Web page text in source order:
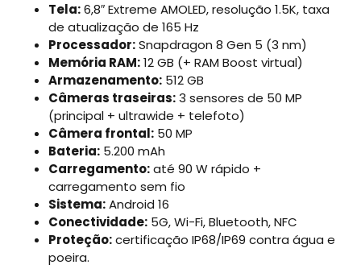
Tela:6,8″ Extreme AMOLED, resolução 1.5K, taxa
de atualização de 165 Hz
Processador:Snapdragon 8 Gen 5 (3 nm)
Memória RAM:12 GB (+ RAM Boost virtual)
Armazenamento: 512 GB
Câmeras traseiras:3 sensores de 50 MP
(principal + ultrawide + telefoto)
Câmera frontal: 50 MP
Bateria: 5.200 mAh
Carregamento:até 90 W rápido +
carregamento sem fio
Sistema:Android 16
Conectividade: 5G, Wi-Fi, Bluetooth, NFC
Proteção:certificação IP68/IP69 contra água e
poeira.